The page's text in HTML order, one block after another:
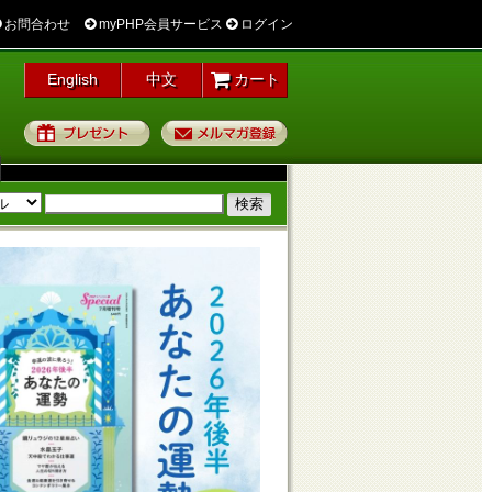
お問合わせ myPHP会員サービス ログイン
English 中文 カート
プレゼント